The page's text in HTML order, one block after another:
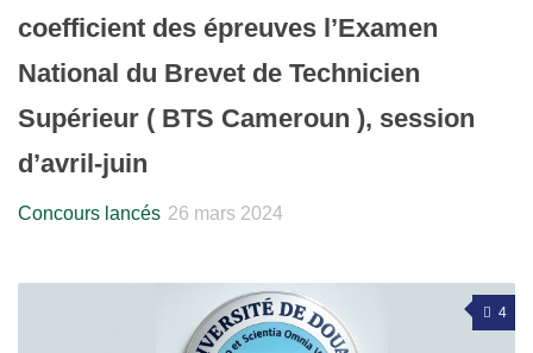
coefficient des épreuves l’Examen
National du Brevet de Technicien
Supérieur ( BTS Cameroun ), session
d’avril-juin
Concours lancés 26 mars 2024
4